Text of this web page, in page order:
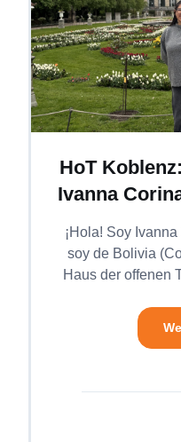
HoT
Ivanna
¡Hola! Soy
soy de Bolivia
Haus der offenen